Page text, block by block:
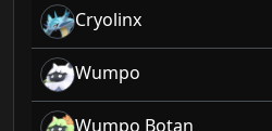
Cryolinx
Wumpo
Wumpo Botan